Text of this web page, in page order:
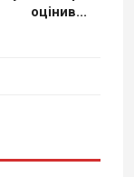
оцінив...